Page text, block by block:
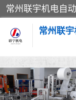
常州联
压花定型机以及